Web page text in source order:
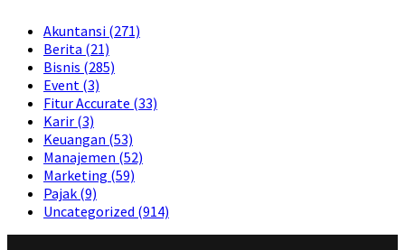
Akuntansi (271)
Berita (21)
Bisnis (285)
Event (3)
Fitur Accurate (33)
Karir (3)
Keuangan (53)
Manajemen (52)
Marketing (59)
Pajak (9)
Uncategorized (914)